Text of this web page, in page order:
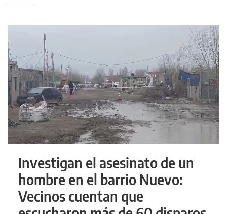
Investigan el asesinato de un
hombre en el barrio Nuevo:
Vecinos cuentan que